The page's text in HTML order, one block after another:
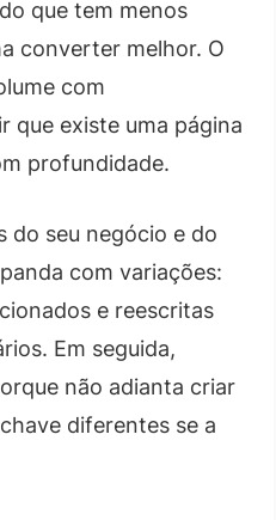
que tem menos
converter melhor. O
com
que existe uma página
profundidade.
do seu negócio e do
com variações:
e reescritas
Em seguida,
não adianta criar
diferentes se a